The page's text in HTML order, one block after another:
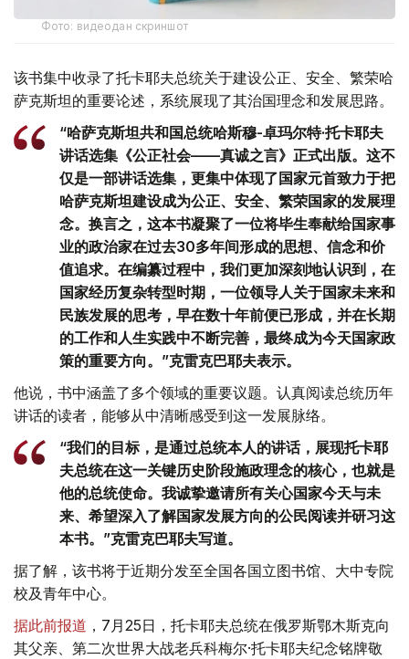
Фото: видеодан скриншот
该书集中收录了托卡耶夫总统关于建设公正、安全、繁荣哈
萨克斯坦的重要论述，系统展现了其治国理念和发展思路。
“哈萨克斯坦共和国总统哈斯穆-卓玛尔特·托卡耶夫
讲话选集《公正社会——真诚之言》正式出版。这不
仅是一部讲话选集，更集中体现了国家元首致力于把
哈萨克斯坦建设成为公正、安全、繁荣国家的发展理
念。换言之，这本书凝聚了一位将毕生奉献给国家事
业的政治家在过去30多年间形成的思想、信念和价
值追求。在编纂过程中，我们更加深刻地认识到，在
国家经历复杂转型时期，一位领导人关于国家未来和
民族发展的思考，早在数十年前便已形成，并在长期
的工作和人生实践中不断完善，最终成为今天国家政
策的重要方向。”克雷克巴耶夫表示。
他说，书中涵盖了多个领域的重要议题。认真阅读总统历年
讲话的读者，能够从中清晰感受到这一发展脉络。
“我们的目标，是通过总统本人的讲话，展现托卡耶
夫总统在这一关键历史阶段施政理念的核心，也就是
他的总统使命。我诚挚邀请所有关心国家今天与未
来、希望深入了解国家发展方向的公民阅读并研习这
本书。”克雷克巴耶夫写道。
据了解，该书将于近期分发至全国各国立图书馆、大中专院
校及青年中心。
据此前报道 ，7月25日，托卡耶夫总统在俄罗斯鄂木斯克向
其父亲、第二次世界大战老兵科梅尔·托卡耶夫纪念铭牌敬